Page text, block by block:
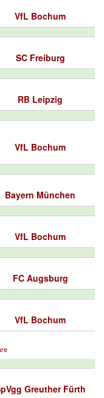
VfL Bochum
SC Freiburg
RB Leipzig
VfL Bochum
Bayern München
VfL Bochum
FC Augsburg
VfL Bochum
Greuther Fürth